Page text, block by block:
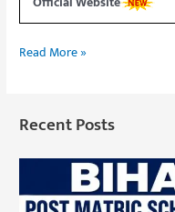
Read More »
Recent Posts